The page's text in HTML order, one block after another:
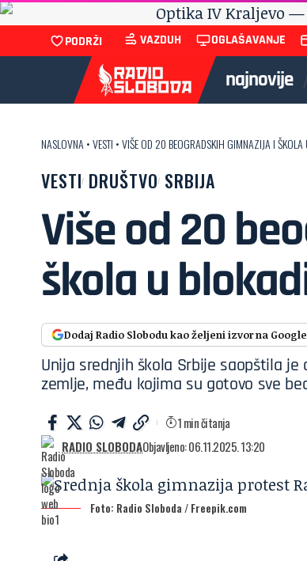
PODRŽI VAZDUH OGLAŠAVANJE
najnovije
NASLOVNA •VESTI •VIŠE OD 20 BEOGRADSKIH GIMNAZIJA I ŠKOLA
VESTI DRUŠTVO SRBIJA
Više od 20
škola u
Dodaj Radio Slobodu kao željeni izvor na
Unija srednjih škola Srbije saopštila
zemlje, među kojima su gotovo sve
RADIO SLOBODAObjavljeno: 06.11.2025. 13:20
1 min čitanja
Foto: Radio Sloboda / Freepik.com